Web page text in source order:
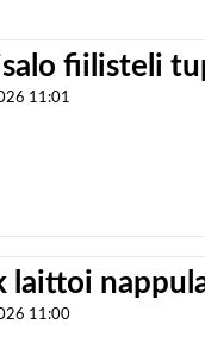
fiilisteli
11:01
laittoi
11:00